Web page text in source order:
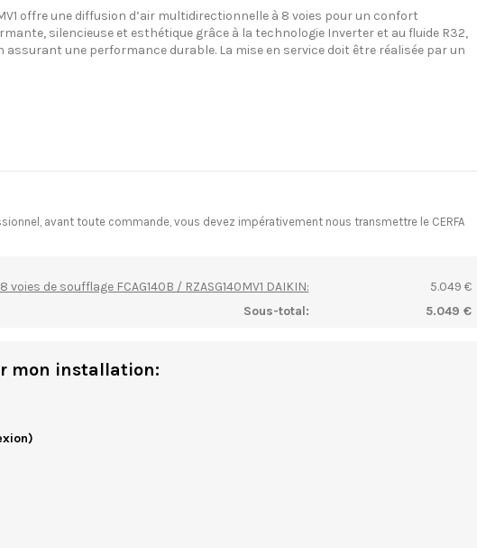
offre une diffusion d’air multidirectionnelle à 8 voies pour un confort
silencieuse et esthétique grâce à la technologie Inverter et au fluide R32,
une performance durable. La mise en service doit être réalisée par un
avant toute commande, vous devez impérativement nous transmettre le CERFA
de soufflage FCAG140B / RZASG140MV1 DAIKIN:
5.049 €
Sous-total:
5.049 €
mon installation: